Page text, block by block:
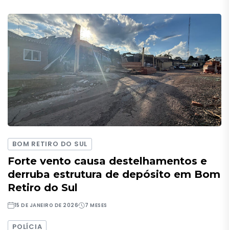
BOM RETIRO DO SUL
Forte vento causa destelhamentos e
derruba estrutura de depósito em Bom
Retiro do Sul
15 DE JANEIRO DE 2026 7 MESES
POLÍCIA